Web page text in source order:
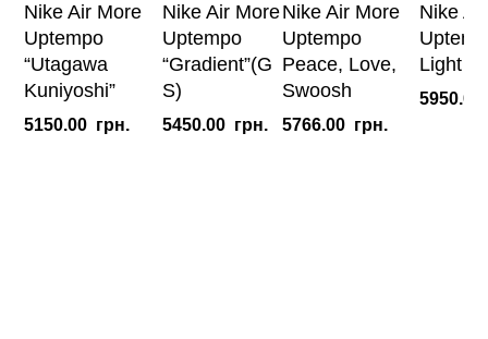
Nike Air More
Uptempo
“Utagawa
Kuniyoshi”
5150.00 грн.
Nike Air More
Uptempo
“Gradient”(G
S)
5450.00 грн.
Nike Air More
Uptempo
Peace, Love,
Swoosh
5766.00 грн.
Nike
Light
5950.00